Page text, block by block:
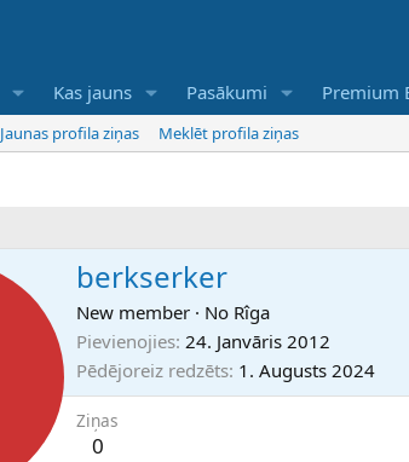
Kas jauns Pasākumi Premium
Jaunas profila ziņas Meklēt profila ziņas
berkserker
New member · No Rîga
Pievienojies 24. Janvāris 2012
Pēdējoreiz redzēts 1. Augusts 2024
Ziņas
0